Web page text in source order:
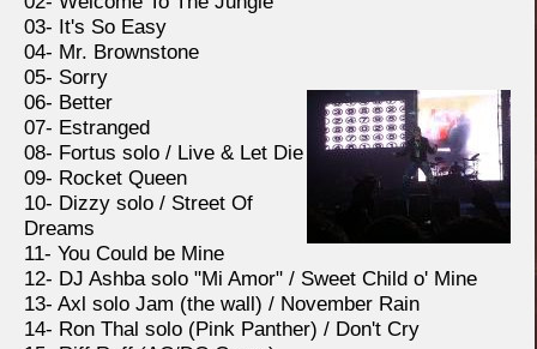
03- It's So Easy
04- Mr. Brownstone
05- Sorry
06- Better
07- Estranged
08- Fortus solo / Live & Let Die
09- Rocket Queen
10- Dizzy solo / Street Of
Dreams
11- You Could be Mine
12- DJ Ashba solo "Mi Amor" / Sweet Child o' Mine
13- Axl solo Jam (the wall) / November Rain
14- Ron Thal solo (Pink Panther) / Don't Cry